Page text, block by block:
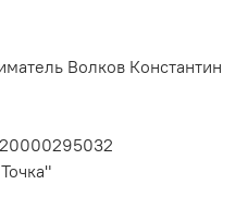
Волков Константин